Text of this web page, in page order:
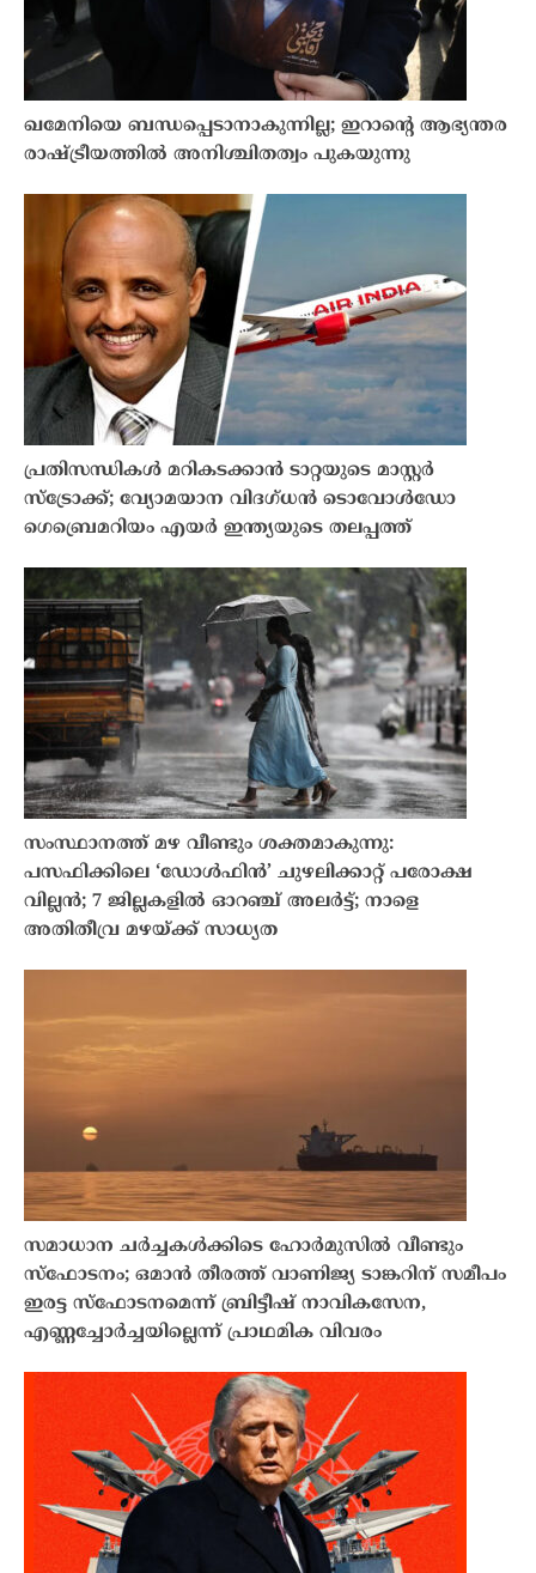
ഖമേനിയെ ബന്ധപ്പെടാനാകുന്നില്ല; ഇറാൻ്റെ ആഭ്യന്തര
രാഷ്ട്രീയത്തിൽ അനിശ്ചിതത്വം പുകയുന്നു
പ്രതിസന്ധികൾ മറികടക്കാൻ ടാറ്റയുടെ മാസ്റ്റർ
സ്ട്രോക്ക്; വ്യോമയാന വിദഗ്ധൻ ടൊവോൾഡോ
ഗെബ്രെമറിയം എയർ ഇന്ത്യയുടെ തലപ്പത്ത്
സംസ്ഥാനത്ത് മഴ വീണ്ടും ശക്തമാകുന്നു:
പസഫിക്കിലെ ‘ഡോൾഫിൻ’ ചുഴലിക്കാറ്റ് പരോക്ഷ
വില്ലൻ; 7 ജില്ലകളിൽ ഓറഞ്ച് അലർട്ട്; നാളെ
അതിതീവ്ര മഴയ്ക്ക് സാധ്യത
സമാധാന ചർച്ചകൾക്കിടെ ഹോർമുസിൽ വീണ്ടും
സ്ഫോടനം; ഒമാൻ തീരത്ത് വാണിജ്യ ടാങ്കറിന് സമീപം
ഇരട്ട സ്ഫോടനമെന്ന് ബ്രിട്ടീഷ് നാവികസേന,
എണ്ണച്ചോർച്ചയില്ലെന്ന് പ്രാഥമിക വിവരം